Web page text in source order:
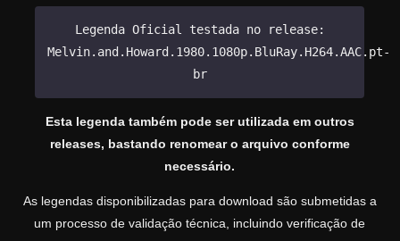
Legenda Oficial testada no release:
Melvin.and.Howard.1980.1080p.BluRay.H264.AAC.pt-
br
Esta legenda também pode ser utilizada em outros
releases, bastando renomear o arquivo conforme
necessário.
As legendas disponibilizadas para download são submetidas a
um processo de validação técnica, incluindo verificação de